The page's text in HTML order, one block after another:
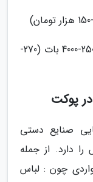
10) تورهای گردش در خلیج فانگ انگا : 2500-4000 بات (270-
صنایع دستی
دارد. از جمله
چون : لباس